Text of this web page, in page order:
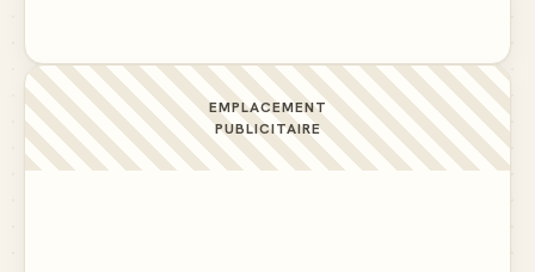
EMPLACEMENT
PUBLICITAIRE